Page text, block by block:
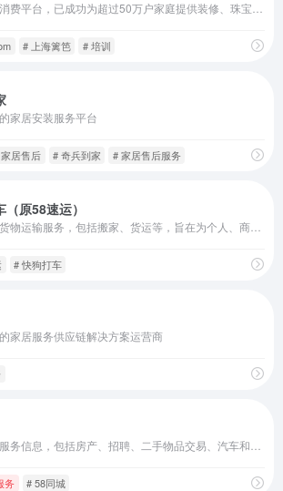
# 上海篱笆 # 培训
家居安装服务平台
居售后 # 奇兵到家 # 家居售后服务
原58速运）
# 快狗打车
家居服务供应链解决方案运营商
务 # 58同城